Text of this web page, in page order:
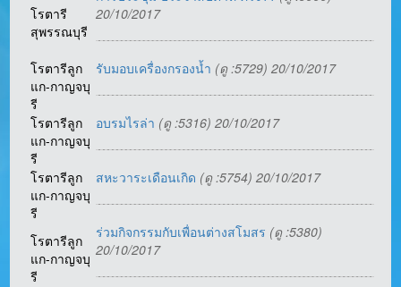
โรตารี
สุพรรณบุรี
20/10/2017
โรตารีลูก
แก-กาญจบุ
รี
รับมอบเครื่องกรองน้ำ (ดู :5729) 20/10/2017
โรตารีลูก
แก-กาญจบุ
รี
อบรมไรล่า (ดู :5316) 20/10/2017
โรตารีลูก
แก-กาญจบุ
รี
สหะวาระเดือนเกิด (ดู :5754) 20/10/2017
โรตารีลูก
แก-กาญจบุ
รี
ร่วมกิจกรรมกับเพื่อนต่างสโมสร (ดู :5380)
20/10/2017